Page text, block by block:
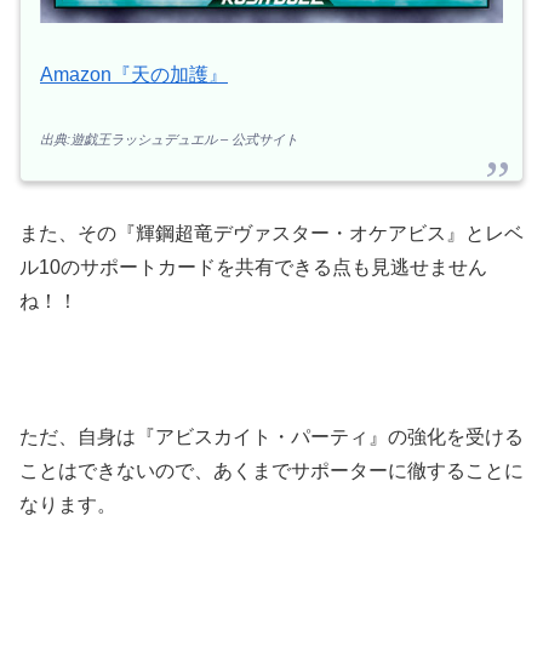
Amazon『天の加護』
出典:遊戯王ラッシュデュエル – 公式サイト
また、その『輝鋼超竜デヴァスター・オケアビス』とレベ
ル10のサポートカードを共有できる点も見逃せません
ね！！
ただ、自身は『アビスカイト・パーティ』の強化を受ける
ことはできないので、あくまでサポーターに徹することに
なります。